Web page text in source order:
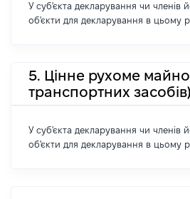
У суб'єкта декларування чи членів
об'єкти для декларування в цьому
5. Цінне рухоме майно
транспортних засобів)
У суб'єкта декларування чи членів
об'єкти для декларування в цьому